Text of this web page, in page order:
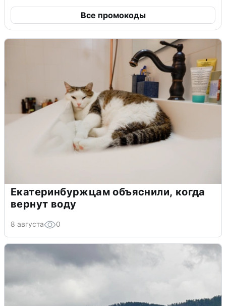
Все промокоды
Екатеринбуржцам объяснили, когда
вернут воду
8 августа 0